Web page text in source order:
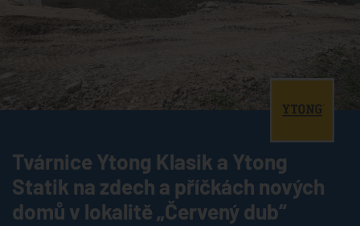
Tvárnice Ytong Klasik a Ytong
Statik na zdech a příčkách nových
domů v lokalitě „Červený dub“